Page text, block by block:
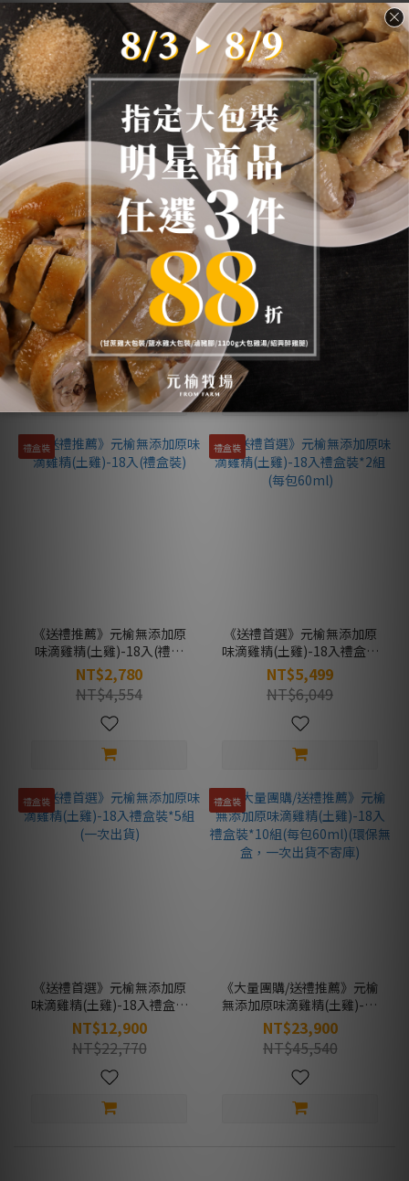
環保無盒+贈10包
《長期保養》元榆無添加原
味滴雞精(土雞)-180+10入
(環保無盒，一次出貨不寄庫)
NT$23,900
NT$45,540
禮盒裝
《送禮推薦》元榆無添加原
味滴雞精(土雞)-6入(禮盒裝)
NT$1,299
NT$1,518
禮盒裝
《送禮推薦》元榆無添加原
味滴雞精(土雞)-18入(禮盒
裝)
NT$2,780
NT$4,554
禮盒裝
《送禮首選》元榆無添加原
味滴雞精(土雞)-18入禮盒裝
*2組(每包60ml)
NT$5,499
NT$6,049
禮盒裝
《送禮首選》元榆無添加原
味滴雞精(土雞)-18入禮盒裝
*5組 (一次出貨)
NT$12,900
NT$22,770
禮盒裝
《大量團購/送禮推薦》元榆
無添加原味滴雞精(土雞)-18
入禮盒裝*10組(每包60ml)
(環保無盒，一次出貨不寄庫)
NT$23,900
NT$45,540